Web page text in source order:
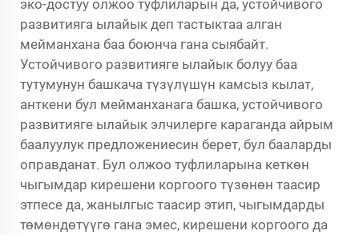
эко-достуу олжоо туфлиларын да, устойчивого
развитияга ылайык деп тастыктаа алган
мейманхана баа боюнча гана сыябайт.
Устойчивого развитияге ылайык болуу баа
тутумунун башкача түзүлүшүн камсыз кылат,
анткени бул мейманханага башка, устойчивого
развитияге ылайык элчилерге караганда айрым
баалуулук предложениесин берет, бул бааларды
оправданат. Бул олжоо туфлиларына кеткөн
чыгымдар кирешени коргоого түзөнөн таасир
этпесе да, жанылгыс таасир этип, чыгымдарды
төмөндөтүүгө гана эмес, кирешени коргоого да